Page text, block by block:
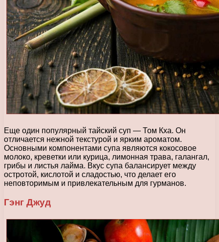
Еще один популярный тайский суп — Том Кха. Он
отличается нежной текстурой и ярким ароматом.
Основными компонентами супа являются кокосовое
молоко, креветки или курица, лимонная трава, галангал,
грибы и листья лайма. Вкус супа балансирует между
остротой, кислотой и сладостью, что делает его
неповторимым и привлекательным для гурманов.
Гэнг Джуд